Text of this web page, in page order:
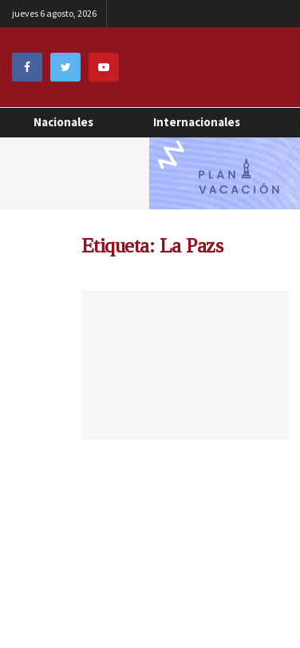
jueves 6 agosto, 2026
Nacionales Internacionales
Etiqueta: La Pazs